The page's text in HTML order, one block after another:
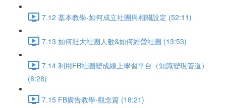
7.12 基本教學-如何成立社團與相關設定 (52:11)
7.13 如何壯大社團人數&如何經營社團 (13:53)
7.14 利用FB社團變成線上學習平台（知識變現管道）
(8:28)
7.15 FB廣告教學-觀念篇 (18:21)